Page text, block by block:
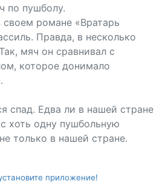
по пушболу.
своем романе «Вратарь
Правда, в несколько
мяч он сравнивал с
которое донимало
спад. Едва ли в нашей стране
хоть одну пушбольную
только в нашей стране.
приложение!